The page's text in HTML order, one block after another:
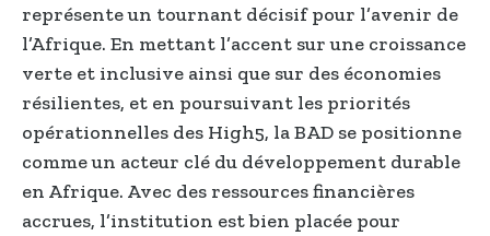
représente un tournant décisif pour l’avenir de
l’Afrique. En mettant l’accent sur une croissance
verte et inclusive ainsi que sur des économies
résilientes, et en poursuivant les priorités
opérationnelles des High5, la BAD se positionne
comme un acteur clé du développement durable
en Afrique. Avec des ressources financières
accrues, l’institution est bien placée pour